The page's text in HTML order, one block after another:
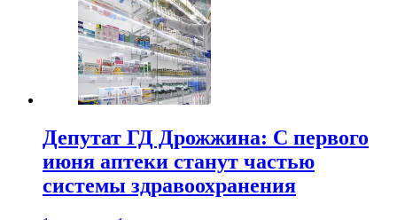
Депутат ГД Дрожжина: С первого
июня аптеки станут частью
системы здравоохранения